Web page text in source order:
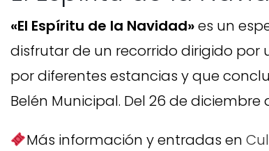
«El Espíritu de la Navidad»es un
disfrutar de un recorrido dirigido por
por diferentes estancias y que
Belén Municipal. Del 26 de
Más información y entradas en